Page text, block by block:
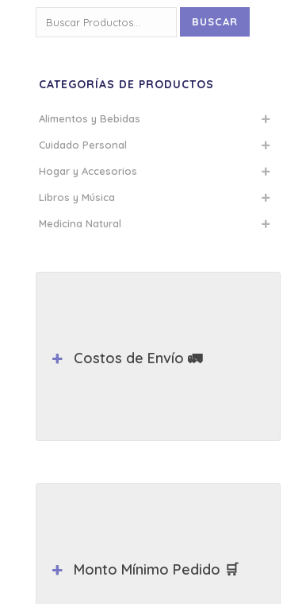
por:
BUSCAR
CATEGORÍAS DE PRODUCTOS
Alimentos y Bebidas
Cuidado Personal
Hogar y Accesorios
Libros y Música
Medicina Natural
Costos de Envío 🚛
Monto Mínimo Pedido 🛒